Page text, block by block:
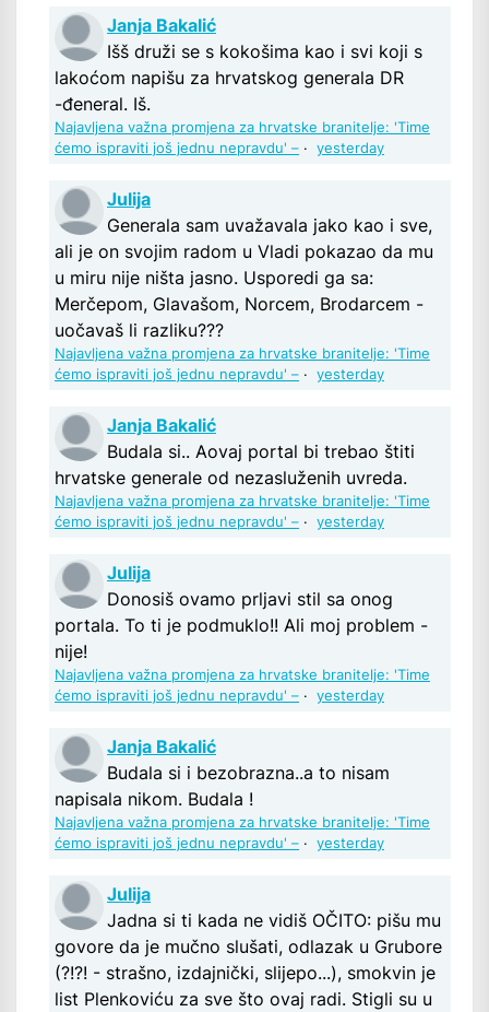
Janja Bakalić
Išš druži se s kokošima kao i svi koji s
lakoćom napišu za hrvatskog generala DR
-đeneral. Iš.
Najavljena važna promjena za hrvatske branitelje: 'Time
ćemo ispraviti još jednu nepravdu' – · yesterday
Julija
Generala sam uvažavala jako kao i sve,
ali je on svojim radom u Vladi pokazao da mu
u miru nije ništa jasno. Usporedi ga sa:
Merčepom, Glavašom, Norcem, Brodarcem -
uočavaš li razliku???
Najavljena važna promjena za hrvatske branitelje: 'Time
ćemo ispraviti još jednu nepravdu' – · yesterday
Janja Bakalić
Budala si.. Aovaj portal bi trebao štiti
hrvatske generale od nezasluženih uvreda.
Najavljena važna promjena za hrvatske branitelje: 'Time
ćemo ispraviti još jednu nepravdu' – · yesterday
Julija
Donosiš ovamo prljavi stil sa onog
portala. To ti je podmuklo!! Ali moj problem -
nije!
Najavljena važna promjena za hrvatske branitelje: 'Time
ćemo ispraviti još jednu nepravdu' – · yesterday
Janja Bakalić
Budala si i bezobrazna..a to nisam
napisala nikom. Budala !
Najavljena važna promjena za hrvatske branitelje: 'Time
ćemo ispraviti još jednu nepravdu' – · yesterday
Julija
Jadna si ti kada ne vidiš OČITO: pišu mu
govore da je mučno slušati, odlazak u Grubore
(?!?! - strašno, izdajnički, slijepo...), smokvin je
list Plenkoviću za sve što ovaj radi. Stigli su u